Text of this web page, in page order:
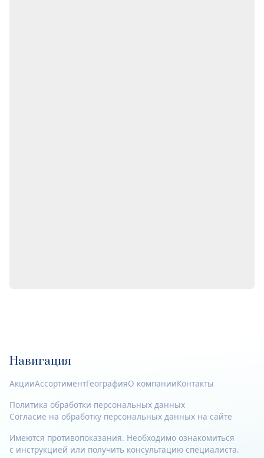
Навигация
АкцииАссортиментГеографияО компанииКонтакты
Политика обработки персональных данных
Согласие на обработку персональных данных на сайте
Имеются противопоказания. Необходимо ознакомиться
с инструкцией или получить консультацию специалиста.